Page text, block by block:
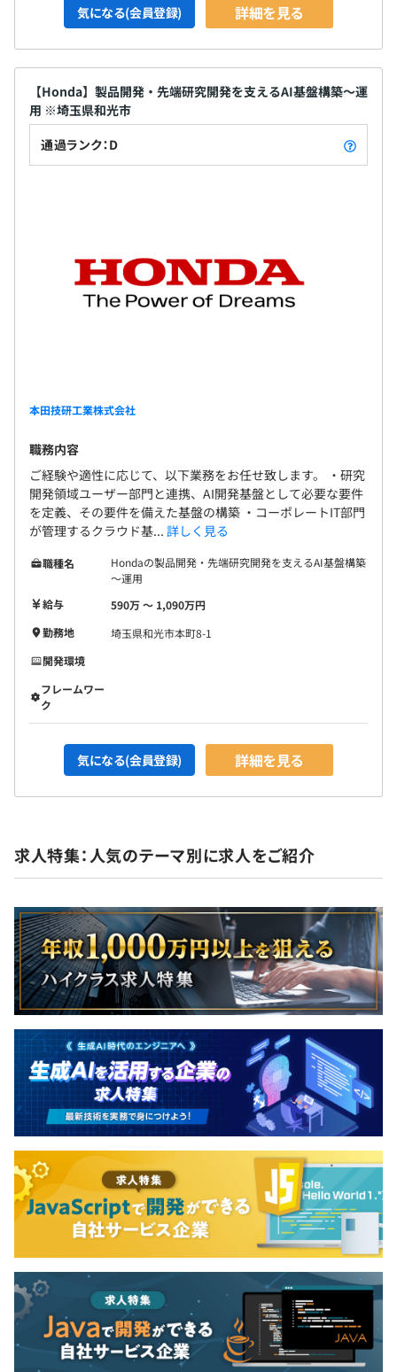
気になる(会員登録) 詳細を見る
【Honda】製品開発・先端研究開発を支えるAI基盤構築～運
用 ※埼玉県和光市
通過ランク：D
本田技研工業株式会社
職務内容
ご経験や適性に応じて、以下業務をお任せ致します。 ・研究
開発領域ユーザー部門と連携、AI開発基盤として必要な要件
を定義、その要件を備えた基盤の構築 ・コーポレートIT部門
が管理するクラウド基... 詳しく見る
職種名
Hondaの製品開発・先端研究開発を支えるAI基盤構築
～運用
給与
590万 〜 1,090万円
勤務地
埼玉県和光市本町8-1
開発環境
フレームワー
ク
気になる(会員登録) 詳細を見る
求人特集：人気のテーマ別に求人をご紹介